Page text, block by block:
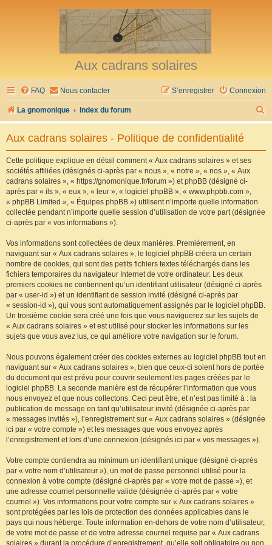
Aux cadrans solaires
FAQ Nous contacter Connexion
S’enregistrer
La gnomonique Index du forum
e
Aux cadrans solaires - Politique de confidentialité
Cette politique explique en détail comment « Aux cadrans solaires » et ses
sociétés affiliées (désignés ci-après par « nous », « notre », « nos », « Aux
cadrans solaires », « https://gnomonique.fr/forum ») et phpBB (désigné ci-
après par « ils », « eux », « leur », « logiciel phpBB », « www.phpbb.com »,
« phpBB Limited », « Équipes phpBB ») utilisent n’importe quelle information
collectée pendant n’importe quelle session d’utilisation de votre part (désignée
ci-après par « vos informations »).
Vos informations sont collectées de deux manières. Premièrement, en
naviguant sur « Aux cadrans solaires », le logiciel phpBB créera un certain
nombre de cookies, qui sont des petits fichiers textes téléchargés dans les
fichiers temporaires du navigateur Internet de votre ordinateur. Les deux
premiers cookies ne contiennent qu’un identifiant utilisateur (désigné ci-après
par « user-id ») et un identifiant de session invité (désigné ci-après par
« session-id »), qui vous sont automatiquement assignés par le logiciel phpBB.
Un troisième cookie sera créé une fois que vous naviguerez sur les sujets de
« Aux cadrans solaires » et est utilisé pour stocker les informations sur les
sujets que vous avez lus, ce qui améliore votre navigation sur le forum.
Nous pouvons également créer des cookies externes au logiciel phpBB tout en
naviguant sur « Aux cadrans solaires », bien que ceux-ci soient hors de portée
du document qui est prévu pour couvrir seulement les pages créées par le
logiciel phpBB. La seconde manière est de récupérer l’information que vous
nous envoyez et que nous collectons. Ceci peut être, et n’est pas limité à : la
publication de message en tant qu’utilisateur invité (désignée ci-après par
« messages invités »), l’enregistrement sur « Aux cadrans solaires » (désignée
ici par « votre compte ») et les messages que vous envoyez après
l’enregistrement et lors d’une connexion (désignés ici par « vos messages »).
Votre compte contiendra au minimum un identifiant unique (désigné ci-après
par « votre nom d’utilisateur »), un mot de passe personnel utilisé pour la
connexion à votre compte (désigné ci-après par « votre mot de passe »), et
une adresse courriel personnelle valide (désignée ci-après par « votre
courriel »). Vos informations pour votre compte sur « Aux cadrans solaires »
sont protégées par les lois de protection des données applicables dans le
pays qui nous héberge. Toute information en-dehors de votre nom d’utilisateur,
de votre mot de passe et de votre adresse courriel requise par « Aux cadrans